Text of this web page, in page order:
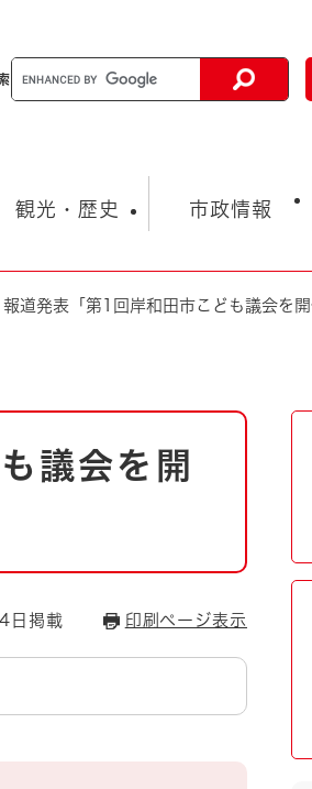
習・スポーツ まちづくり・協働
福祉・介護
観光・歴史
じる
市政情報
総合計画
職員採用情報
ープンデータ
報道発表「第1回岸和田市こども議会を開
議会を開
日掲載 印刷ページ表示